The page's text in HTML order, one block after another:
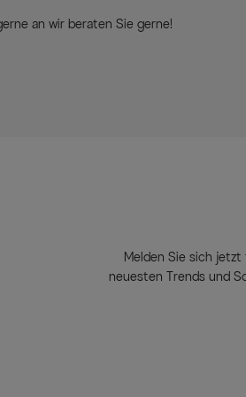
an wir beraten Sie gerne!
Melden Sie sich
neuesten Trends und